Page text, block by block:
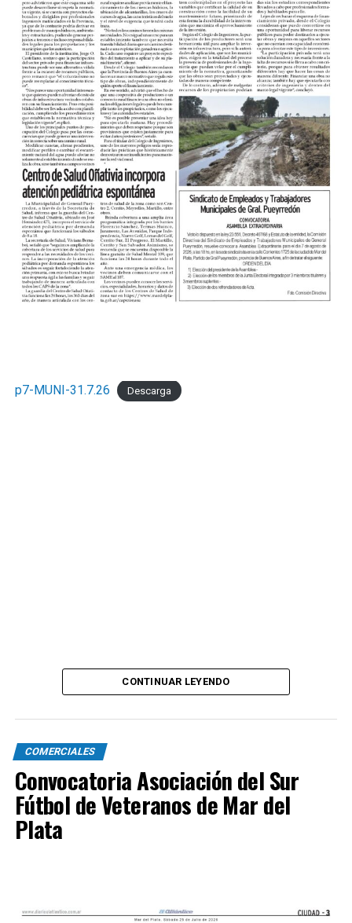
p7-MUNI-31.7.26 Descarga
CONTINUAR LEYENDO
COMERCIALES
Convocatoria Asociación del Sur
Fútbol de Veteranos de Mar del
Plata